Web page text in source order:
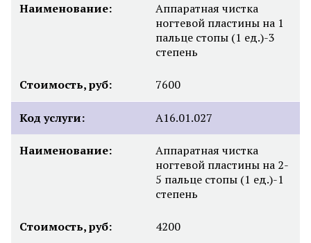
Наименование:
Аппаратная чистка
ногтевой пластины на 1
пальце стопы (1 ед.)-3
степень
Стоимость, руб: 7600
Код услуги: А16.01.027
Наименование:
Аппаратная чистка
ногтевой пластины на 2-
5 пальце стопы (1 ед.)-1
степень
Стоимость, руб: 4200